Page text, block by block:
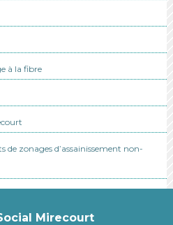
à la fibre
de zonages d’assainissement non-
Mirecourt